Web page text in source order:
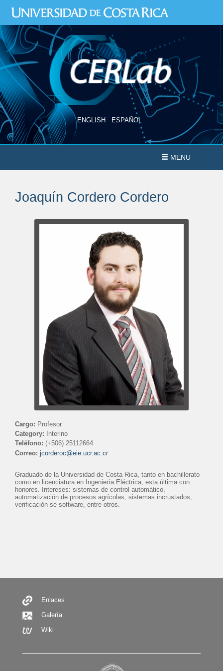
contenido
principal
ENGLISH ESPAÑOL
MENU
Joaquín Cordero Cordero
Cargo: Profesor
Category:
Interino
Teléfono: (+506) 25112664
Correo: jcorderoc@eie.ucr.ac.cr
Graduado de la Universidad de Costa Rica, tanto en bachillerato
como en licenciatura en Ingeniería Eléctrica, esta última con
honores. Intereses: sistemas de control automático,
automatización de procesos agrícolas, sistemas incrustados,
verificación se software, entre otros.
MenuEnlaces
Galería
Wiki